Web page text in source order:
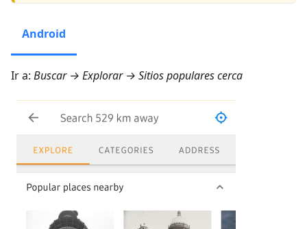
Android
Ir a: Buscar → Explorar → Sitios populares cerca